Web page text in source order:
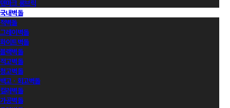
덴마크 롱브릭
국내벽돌
적벽돌
그레이벽돌
화이트벽돌
블랙벽돌
적고벽돌
청고벽돌
백고ㆍ회고벽돌
컬러벽돌
가공벽돌